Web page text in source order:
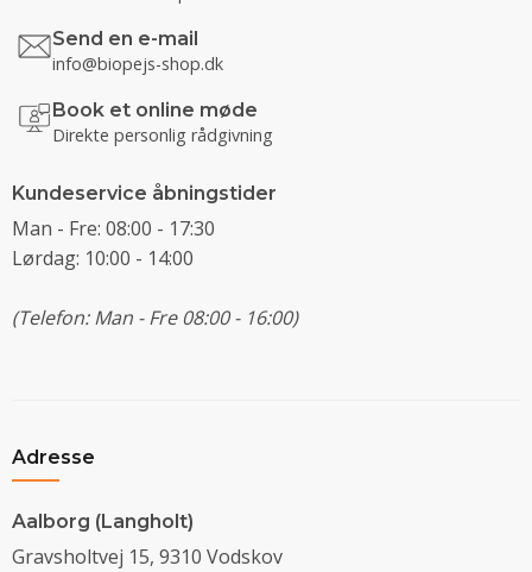
Send en e-mail
info@biopejs-shop.dk
Book et online møde
Direkte personlig rådgivning
Kundeservice åbningstider
Man - Fre: 08:00 - 17:30
Lørdag: 10:00 - 14:00
(Telefon: Man - Fre 08:00 - 16:00)
Adresse
Aalborg (Langholt)
Gravsholtvej 15, 9310 Vodskov